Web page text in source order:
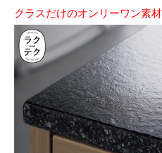
クラスだけのオンリーワン素材